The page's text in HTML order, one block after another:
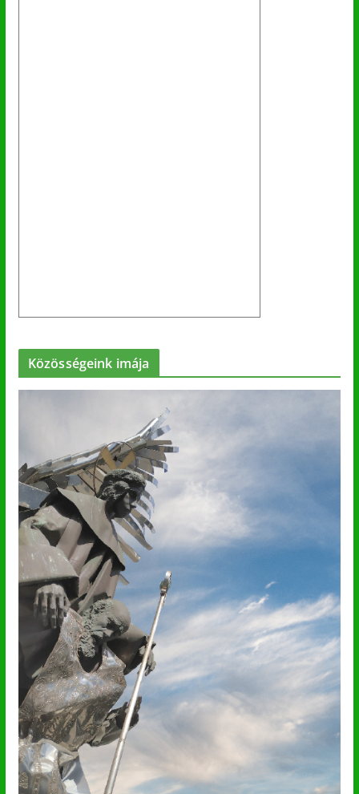
Közösségeink imája